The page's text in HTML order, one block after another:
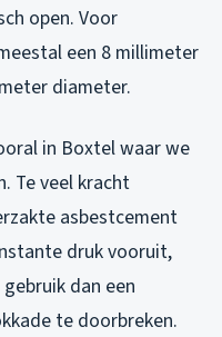
open. Voor
een 8 millimeter
diameter.
in Boxtel waar we
Te veel kracht
asbestcement
druk vooruit,
dan een
te doorbreken.